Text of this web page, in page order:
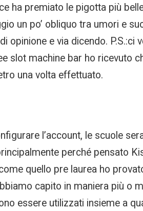
ha premiato le pigotta più
un po’ obliquo tra umori e
e via dicendo. P.S.:ci
slot machine bar ho ricevuto
una volta effettuato.
l’account, le scuole
perché pensato
quello pre laurea ho
capito in maniera più o
essere utilizzati insieme a